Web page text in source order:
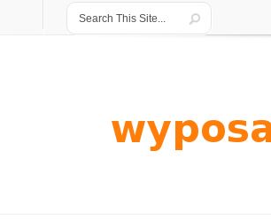
Pielęgnacja i zdrowie skóry